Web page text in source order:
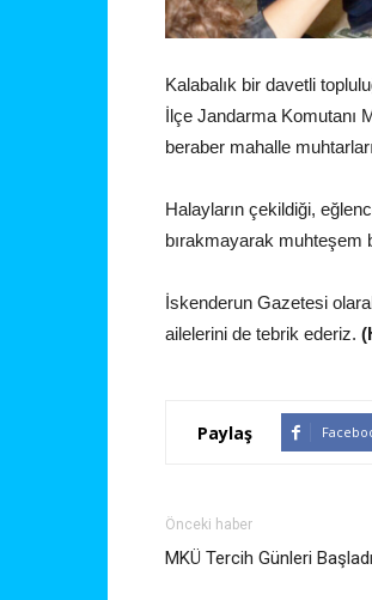
Kalabalık bir davetli
İlçe Jandarma Komutanı
beraber mahalle
Halayların çekildiği,
bırakmayarak muhteşem
İskenderun Gazetesi
ailelerini de tebrik ederiz.
Paylaş
Önceki haber
MKÜ Tercih Günleri Başladı